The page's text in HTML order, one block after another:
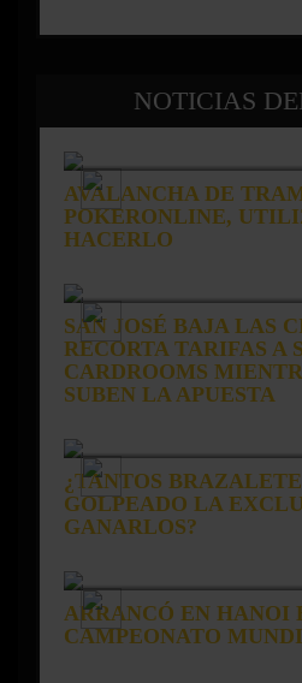
NOTICIAS
AVALANCHA DE
POKERONLINE,
HACERLO
SAN JOSÉ BAJA LAS
RECORTA TARIFAS A
CARDROOMS
SUBEN LA APUESTA
¿TANTOS
GOLPEADO LA
GANARLOS?
ARRANCÓ EN HANOI
CAMPEONATO